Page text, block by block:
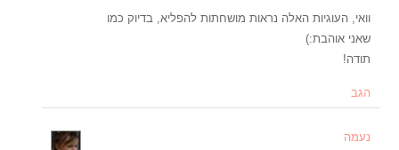
וואי, העוגיות האלה נראות מושחתות להפליא, בדיוק כמו
שאני אוהבת:)
תודה!
הגב
נעמה